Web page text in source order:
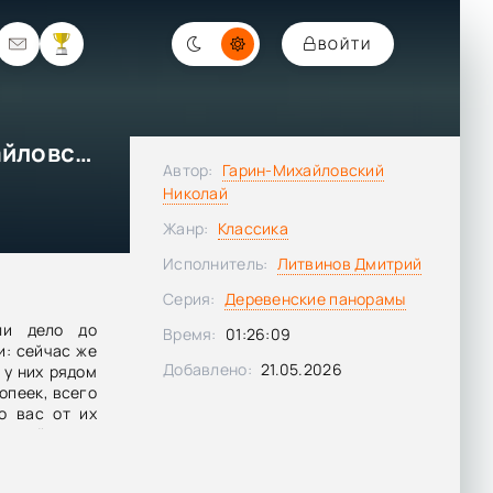
ВОЙТИ
На селе - Николай Гарин-Михайловский
дело до
сейчас же
них рядом
всего
вас от их
всё равно
копеек. У
Автор: Гарин-Михайловский
Николай
Жанр: Классика
Исполнитель: Литвинов Дмитрий
Серия: Деревенские панорамы
Время: 01:26:09
Добавлено: 21.05.2026